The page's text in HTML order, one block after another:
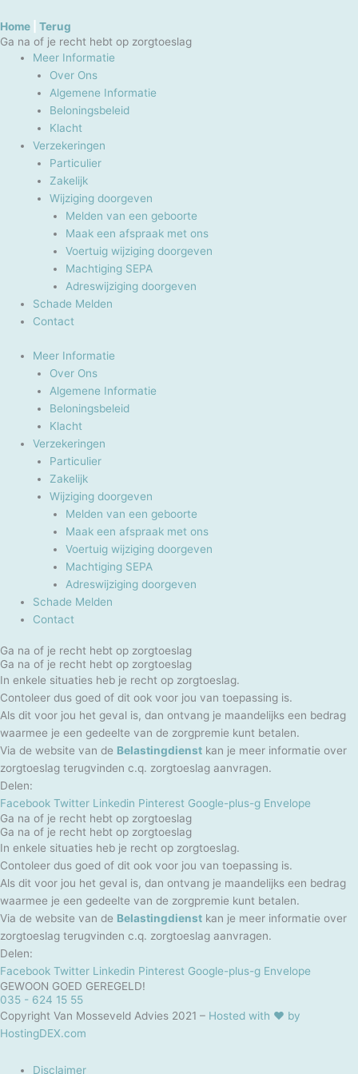
to
content
Home
Terug
Ga na of je recht hebt op zorgtoeslag
Meer Informatie
Over Ons
Algemene Informatie
Beloningsbeleid
Klacht
Verzekeringen
Particulier
Zakelijk
Wijziging doorgeven
Melden van een geboorte
Maak een afspraak met ons
Voertuig wijziging doorgeven
Machtiging SEPA
Adreswijziging doorgeven
Schade Melden
Contact
Meer Informatie
Over Ons
Algemene Informatie
Beloningsbeleid
Klacht
Verzekeringen
Particulier
Zakelijk
Wijziging doorgeven
Melden van een geboorte
Maak een afspraak met ons
Voertuig wijziging doorgeven
Machtiging SEPA
Adreswijziging doorgeven
Schade Melden
Contact
Ga na of je recht hebt op zorgtoeslag
Ga na of je recht hebt op zorgtoeslag
In enkele situaties heb je recht op zorgtoeslag.
Contoleer dus goed of dit ook voor jou van toepassing is.
Als dit voor jou het geval is, dan ontvang je maandelijks een bedrag
waarmee je een gedeelte van de zorgpremie kunt betalen.
Via de website van de Belastingdienst kan je meer informatie over
zorgtoeslag terugvinden c.q. zorgtoeslag aanvragen.
Delen:
Facebook Twitter Linkedin Pinterest Google-plus-g Envelope
Ga na of je recht hebt op zorgtoeslag
Ga na of je recht hebt op zorgtoeslag
In enkele situaties heb je recht op zorgtoeslag.
Contoleer dus goed of dit ook voor jou van toepassing is.
Als dit voor jou het geval is, dan ontvang je maandelijks een bedrag
waarmee je een gedeelte van de zorgpremie kunt betalen.
Via de website van de Belastingdienst kan je meer informatie over
zorgtoeslag terugvinden c.q. zorgtoeslag aanvragen.
Delen:
Facebook Twitter Linkedin Pinterest Google-plus-g Envelope
GEWOON GOED GEREGELD!
035 - 624 15 55
Copyright Van Mosseveld Advies 2021 – Hosted with ❤ by
HostingDEX.com
Disclaimer